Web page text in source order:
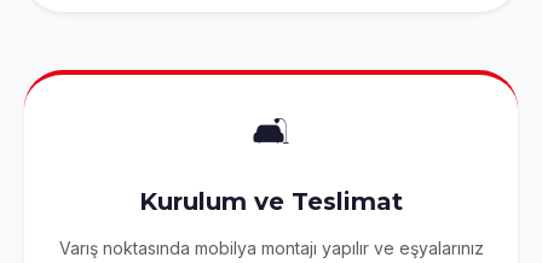
🛋️
Kurulum ve Teslimat
Varış noktasında mobilya montajı yapılır ve eşyalarınız